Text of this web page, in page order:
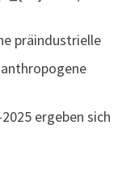
präindustrielle
ergeben sich